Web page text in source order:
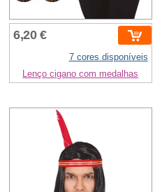
6,20 €
7 cores disponíveis
Lenço cigano com medalhas